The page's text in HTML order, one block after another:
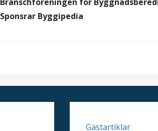
Sponsrar Byggipedia
Gästartiklar